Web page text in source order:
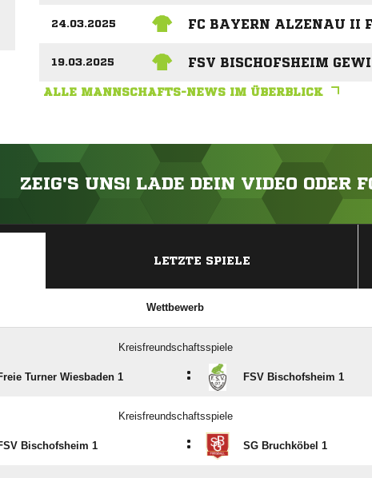
24.03.2025 FC BAYERN ALZENAU II
19.03.2025 FSV BISCHOFSHEIM
ALLE MANNSCHAFTS-NEWS IM ÜBERBLICK
ZEIG'S UNS! LADE DEIN VIDEO ODER
LETZTE SPIELE
Wettbewerb
Kreisfreundschaftsspiele
Turner Wiesbaden 1 : FSV Bischofsheim 1
Kreisfreundschaftsspiele
Bischofsheim 1 : SG Bruchköbel 1